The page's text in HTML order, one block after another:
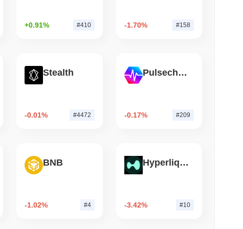
3 min okunma+0.91% #410 -1.70% #158
Stealth
-0.01% #4472
Pulsechain
-0.17% #209
BNB
-1.02% #4
Hyperliquid
-3.42% #10